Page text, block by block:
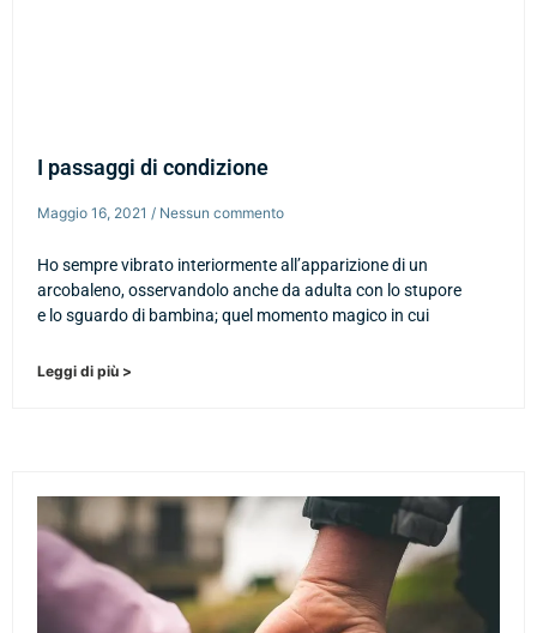
I passaggi di condizione
Maggio 16, 2021 Nessun commento
Ho sempre vibrato interiormente all’apparizione di un
arcobaleno, osservandolo anche da adulta con lo stupore
e lo sguardo di bambina; quel momento magico in cui
Leggi di più >